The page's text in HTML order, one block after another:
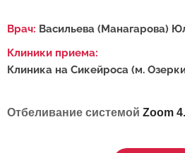
Врач: Васильева (Манагарова)
Клиники приема:
Клиника на Сикейроса (м.
Отбеливание системой Zoom 4.